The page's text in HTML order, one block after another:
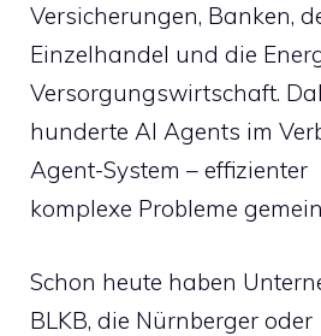
Versicherungen, Banken,
Einzelhandel und die
Versorgungswirtschaft.
hunderte AI Agents im
Agent-System – effizienter
komplexe Probleme
Schon heute haben
BLKB, die Nürnberger oder